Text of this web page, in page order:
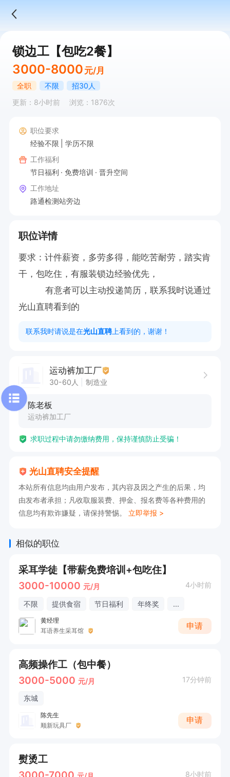
锁边工【包吃2餐】
3000-8000 元/月
全职 不限
招30人
更新：8小时前
浏览：1876次
职位要求
经验不限
学历不限
工作福利
节日福利
免费培训
晋升空间
工作地址
路通检测站旁边
职位详情
要求：计件薪资，多劳多得，能吃苦耐劳，踏实肯
干，包吃住，有服装锁边经验优先，
光山直聘看到的
联系我时请说是在光山直聘 上看到的，谢谢！
运动裤加工厂
30-60人 制造业
陈老板
运动裤加工厂
求职过程中请勿缴纳费用，保持谨慎防止受骗！
光山直聘安全提醒
本站所有信息均由用户发布，其内容及因之产生的后果，均
由发布者承担；凡收取服装费、押金、报名费等各种费用的
信息均有欺诈嫌疑，请保持警惕。 立即举报 >
相似的职位
采耳学徒【带薪免费培训+包吃住】
3000-10000 元/月 4小时前
不限 提供食宿 节日福利 年终奖 ...
黄经理
耳语养生采耳馆
申请
高频操作工（包中餐）
3000-5000 元/月 17分钟前
东城
陈先生
顺新玩具厂
申请
熨烫工
8小时前